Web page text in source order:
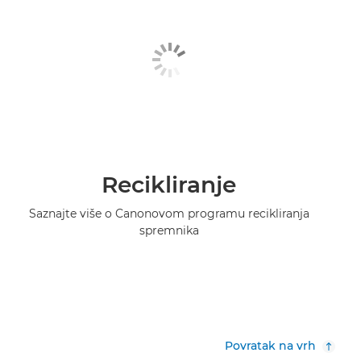
Recikliranje
Saznajte više o Canonovom programu recikliranja
spremnika
Povratak na vrh